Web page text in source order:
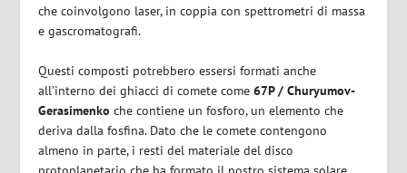
che coinvolgono laser, in coppia con spettrometri di massa
e gascromatografi.
Questi composti potrebbero essersi formati anche
all’interno dei ghiacci di comete come67P / Churyumov-
Gerasimenkoche contiene un fosforo, un elemento che
deriva dalla fosfina. Dato che le comete contengono
almeno in parte, i resti del materiale del disco